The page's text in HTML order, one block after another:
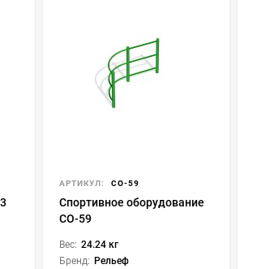
АРТИКУЛ: СО-59
Спортивное оборудование
СО-59
Вес: 24.24 кг
Бренд: Рельеф